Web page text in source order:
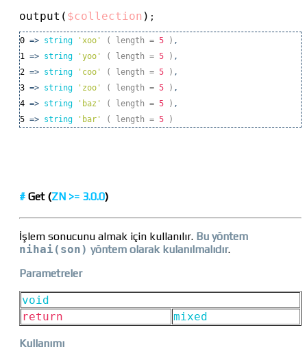
output( $collection ) ;
0 => string 'xoo' ( length = 5 ) ,
1
=> string 'yoo' ( length = 5 ) ,
2 => string 'coo' ( length = 5 ) ,
3 => string 'zoo' ( length = 5 ) ,
4 => string 'baz' ( length = 5 ) ,
5 => string 'bar' ( length = 5 )
# Get(ZN >= 3.0.0)
İşlem sonucunu almak için kullanılır. Bu yöntem
nihai(son) yöntem olarak kulanılmalıdır.
Parametreler
void
return
mixed
Kullanımı